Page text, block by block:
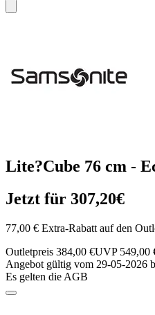
Lite?Cube 76 cm -
Jetzt für 307,20€
77,00 € Extra-Rabatt auf den
Outletpreis 384,00 €UVP 549,00
Angebot gültig vom 29-05-2026
Es gelten die AGB